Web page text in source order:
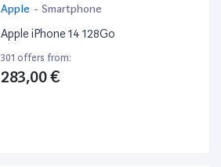
Apple - Smartphone
Apple iPhone 14 128Go
301 offers from:
283,00 €